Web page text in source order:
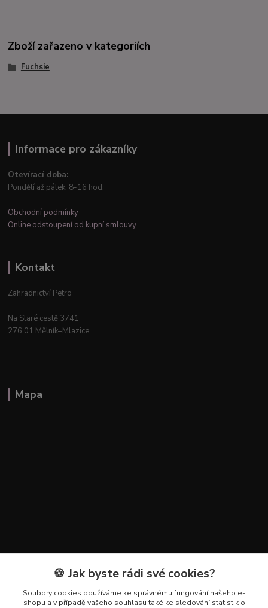
Zboží zařazeno v kategoriích
Fuchsie
Informace pro zákazníky
Otevírací doba:
Pondělí až pátek: 8-16 hod.
Obchodní podmínky
Online odstoupení od kupní smlouvy
Kontakt
Zahradnictví Petro
Na Staré cestě 3741
276 01 Mělník–Mlazice
Mapa
Kontakty
+420 602 223 614
🍪 Jak byste rádi své cookies?
Soubory cookies používáme ke správnému fungování našeho e-
shopu a v případě vašeho souhlasu také ke sledování statistik o